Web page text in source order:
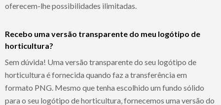
oferecem-lhe possibilidades ilimitadas.
Recebo uma versão transparente do meu logótipo de
horticultura?
Sem dúvida! Uma versão transparente do seu logótipo de
horticultura é fornecida quando faz a transferência em
formato PNG. Mesmo que tenha escolhido um fundo sólido
para o seu logótipo de horticultura, fornecemos uma versão do